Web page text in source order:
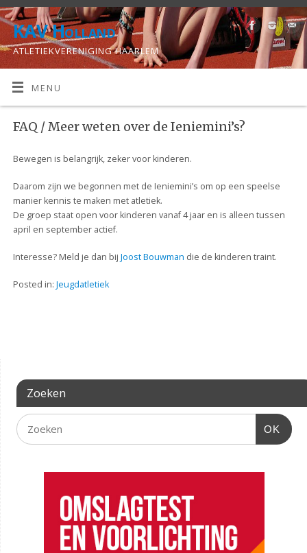
KAV Holland
ATLETIEKVERENIGING HAARLEM
MENU
FAQ / Meer weten over de Ieniemini’s?
Bewegen is belangrijk, zeker voor kinderen.
Daarom zijn we begonnen met de Ieniemini’s om op een speelse
manier kennis te maken met atletiek.
De groep staat open voor kinderen vanaf 4 jaar en is alleen tussen
april en september actief.
Interesse? Meld je dan bij Joost Bouwman die de kinderen traint.
Posted in: Jeugdatletiek
Zoeken
OK